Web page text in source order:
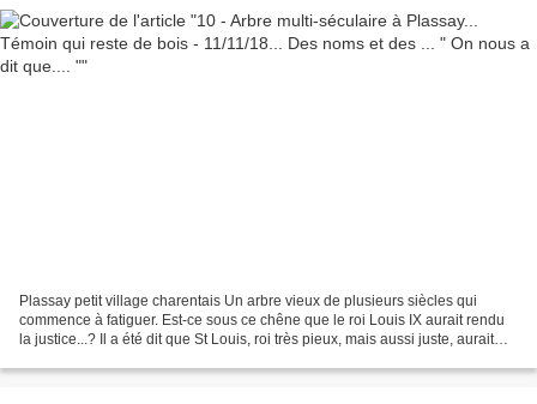
Plassay petit village charentais Un arbre vieux de plusieurs siècles qui
commence à fatiguer. Est-ce sous ce chêne que le roi Louis IX aurait rendu
la justice...? Il a été dit que St Louis, roi très pieux, mais aussi juste, aurait